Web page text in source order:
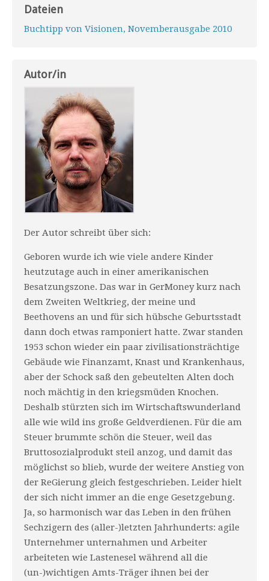
Dateien
Buchtipp von Visionen, Novemberausgabe 2010
Autor/in
Der Autor schreibt über sich:
Geboren wurde ich wie viele andere Kinder
heutzutage auch in einer amerikani­schen
Besatzungszone. Das war in GerMoney kurz nach
dem Zweiten Weltkrieg, der meine und
Beethovens an und für sich hübsche Geburtsstadt
dann doch etwas rampo­niert hatte. Zwar standen
1953 schon wieder ein paar zi­vilisationsträchtige
Ge­bäude wie Finanzamt, Knast und Krankenhaus,
aber der Schock saß den gebeu­telten Alten doch
noch mächtig in den kriegsmüden Kno­chen.
Deshalb stürzten sich im Wirtschaftswunderland
alle wie wild ins große Geldverdienen. Für die am
Steuer brummte schön die Steuer, weil das
Bruttosozialprodukt steil anzog, und damit das
möglichst so blieb, wurde der weitere Anstieg von
der ReGierung gleich festgeschrieben. Leider hielt
der sich nicht immer an die enge Gesetzgebung.
Ja, so harmonisch war das Leben in den frühen
Sechzigern des (aller-)letzten Jahrhun­derts: agile
Unternehmer unternahmen und Arbeiter
arbeiteten wie Lastenesel während all die
(un-)wichtigen Amts-Träger ihnen bei der